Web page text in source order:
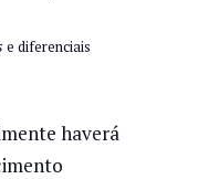
e diferenciais
haverá